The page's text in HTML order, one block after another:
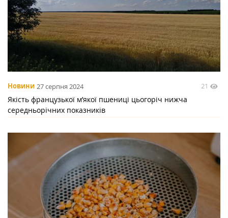
Новини 27 серпня 2024 21
Якість французької м’якої пшениці цьогоріч нижча
середньорічних показників